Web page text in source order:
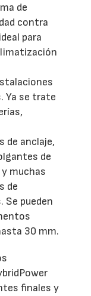
de
contra
para
Ya se trate
de anclaje,
de
muchas
de
pueden
30 mm.
finales y